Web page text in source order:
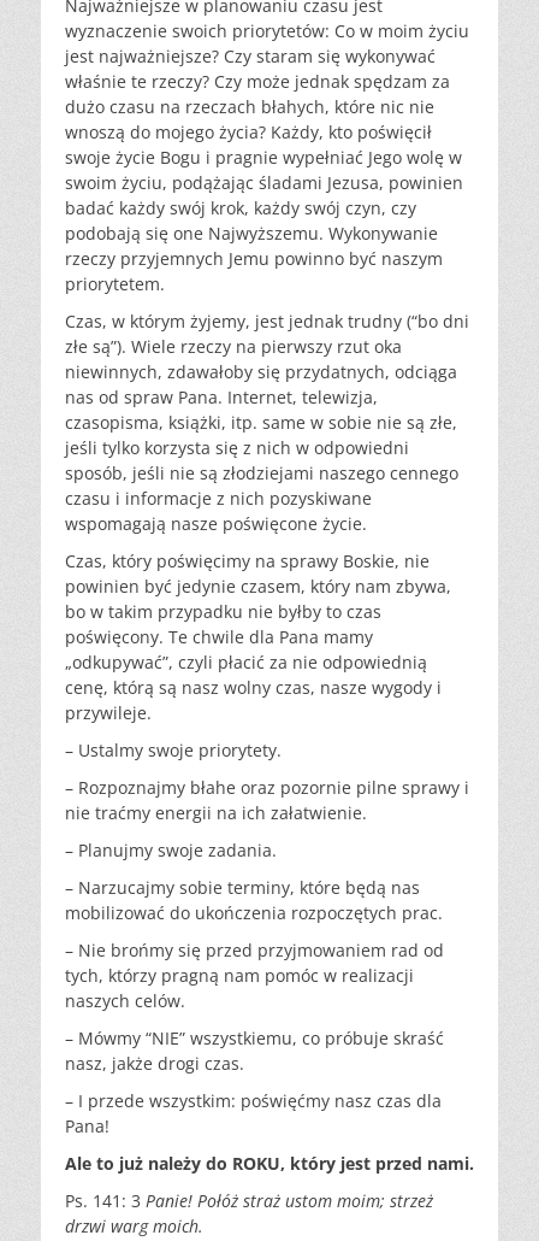
Najważniejsze w planowaniu czasu jest
wyznaczenie swoich priorytetów: Co w moim życiu
jest najważniejsze? Czy staram się wykonywać
właśnie te rzeczy? Czy może jednak spędzam za
dużo czasu na rzeczach błahych, które nic nie
wnoszą do mojego życia? Każdy, kto poświęcił
swoje życie Bogu i pragnie wypełniać Jego wolę w
swoim życiu, podążając śladami Jezusa, powinien
badać każdy swój krok, każdy swój czyn, czy
podobają się one Najwyższemu. Wykonywanie
rzeczy przyjemnych Jemu powinno być naszym
priorytetem.
Czas, w którym żyjemy, jest jednak trudny (“bo dni
złe są”). Wiele rzeczy na pierwszy rzut oka
niewinnych, zdawałoby się przydatnych, odciąga
nas od spraw Pana. Internet, telewizja,
czasopisma, książki, itp. same w sobie nie są złe,
jeśli tylko korzysta się z nich w odpowiedni
sposób, jeśli nie są złodziejami naszego cennego
czasu i informacje z nich pozyskiwane
wspomagają nasze poświęcone życie.
Czas, który poświęcimy na sprawy Boskie, nie
powinien być jedynie czasem, który nam zbywa,
bo w takim przypadku nie byłby to czas
poświęcony. Te chwile dla Pana mamy
„odkupywać”, czyli płacić za nie odpowiednią
cenę, którą są nasz wolny czas, nasze wygody i
przywileje.
– Ustalmy swoje priorytety.
– Rozpoznajmy błahe oraz pozornie pilne sprawy i
nie traćmy energii na ich załatwienie.
– Planujmy swoje zadania.
– Narzucajmy sobie terminy, które będą nas
mobilizować do ukończenia rozpoczętych prac.
– Nie brońmy się przed przyjmowaniem rad od
tych, którzy pragną nam pomóc w realizacji
naszych celów.
– Mówmy “NIE” wszystkiemu, co próbuje skraść
nasz, jakże drogi czas.
– I przede wszystkim: poświęćmy nasz czas dla
Pana!
Ale to już należy do ROKU, który jest przed nami.
Ps. 141: 3 Panie! Połóż straż ustom moim; strzeż
drzwi warg moich.